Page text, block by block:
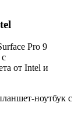
Pro 9
от Intel и